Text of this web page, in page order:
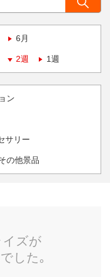
6月
2週 1週
ン
サリー
の他景品